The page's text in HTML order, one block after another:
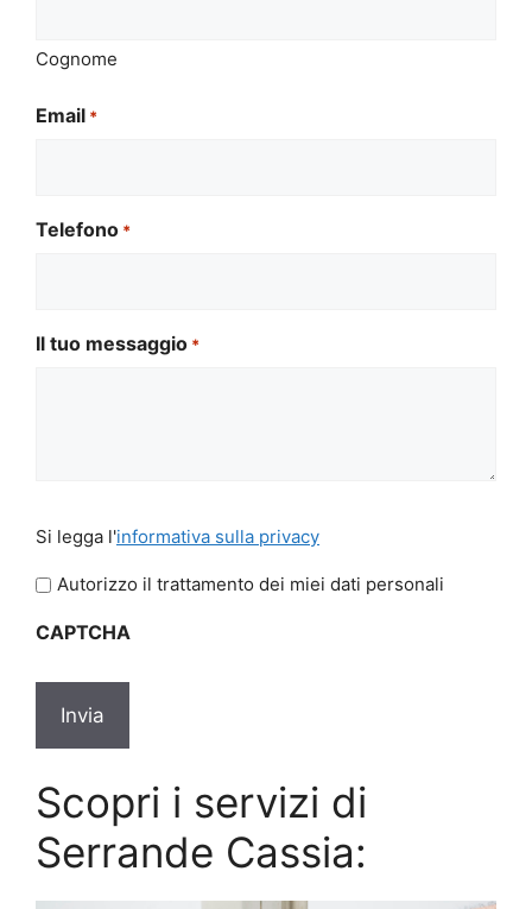
Cognome
Email *
Telefono *
Il tuo messaggio *
legga
l'informativa
privacy
Si legga l'informativa sulla privacy
Autorizzo il trattamento dei miei dati personali
CAPTCHA
Scopri i servizi di
Serrande Cassia: